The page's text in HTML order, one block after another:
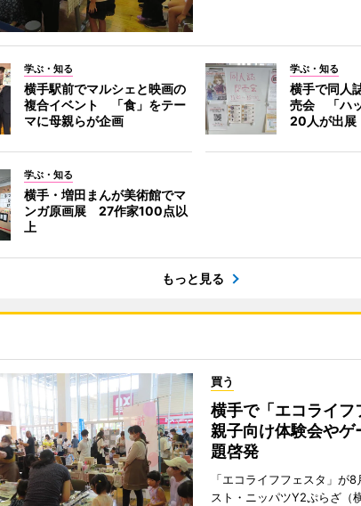
学ぶ・知る
横手駅前でマルシェと映画の
複合イベント 「食」をテー
マに母親らが企画
学ぶ・知る
横手で同人
売会 「ハ
20人が出展
学ぶ・知る
横手・増田まんが美術館でマ
ンガ原画展 27作家100点以
上
もっと見る
買う
横手で「エコライ
親子向け体験会やゲ
題啓発
「エコライフフェスタ」が
スト・ニッパツY2ぷらざ（